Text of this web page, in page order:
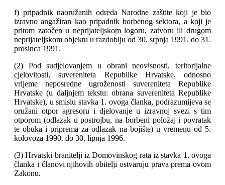
f) pripadnik naoružanih odreda Narodne zaštite koji je bio
izravno angažiran kao pripadnik borbenog sektora, a koji je
pritom zatočen u neprijateljskom logoru, zatvoru ili drugom
neprijateljskom objektu u razdoblju od 30. srpnja 1991. do 31.
prosinca 1991.
(2) Pod sudjelovanjem u obrani neovisnosti, teritorijalne
cjelovitosti, suvereniteta Republike Hrvatske, odnosno
vrijeme neposredne ugroženosti suvereniteta Republike
Hrvatske (u daljnjem tekstu: obrana suvereniteta Republike
Hrvatske), u smislu stavka 1. ovoga članka, podrazumijeva se
oružani otpor agresoru i djelovanje u izravnoj svezi s tim
otporom (odlazak u postrojbu, na borbeni položaj i povratak
te obuka i priprema za odlazak na bojište) u vremenu od 5.
kolovoza 1990. do 30. lipnja 1996.
(3) Hrvatski branitelji iz Domovinskog rata iz stavka 1. ovoga
članka i članovi njihovih obitelji ostvaruju prava prema ovom
Zakonu.